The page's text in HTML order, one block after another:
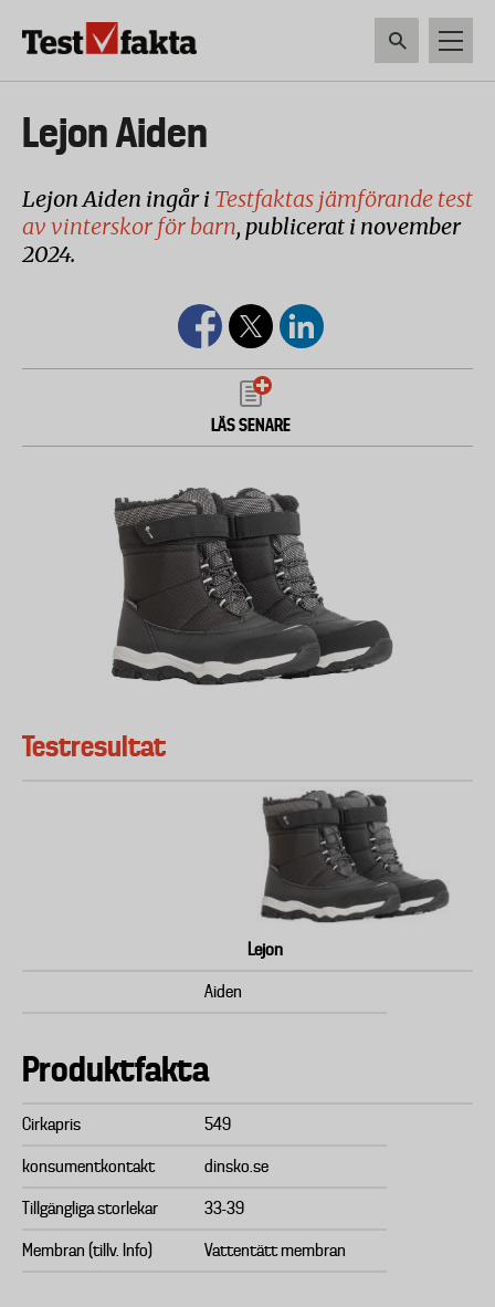
Huvudmeny
ny
Lejon Aiden
Lejon Aiden ingår i Testfaktas jämförande test
av vinterskor för barn, publicerat i november
2024.
LÄS SENARE
Testresultat
Lejon
Aiden
Produktfakta
Cirkapris 549
konsumentkontakt dinsko.se
Tillgängliga storlekar 33-39
Membran (tillv. Info) Vattentätt membran